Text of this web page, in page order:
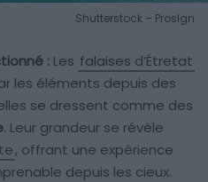
Shutterstock – Proslgn
: Les falaises d’Étretat
les éléments depuis des
se dressent comme des
. Leur grandeur se révèle
, offrant une expérience
depuis les cieux.